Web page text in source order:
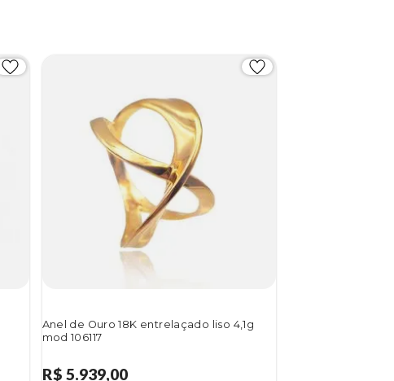
Anel de Ouro 18K entrelaçado liso 4,1g
mod 106117
R$ 5.939,00